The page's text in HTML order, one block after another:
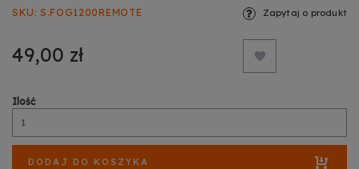
SKU S.FOG1200REMOTE
49,00 zł
Zapytaj o produkt
Ilość
DODAJ DO KOSZYKA